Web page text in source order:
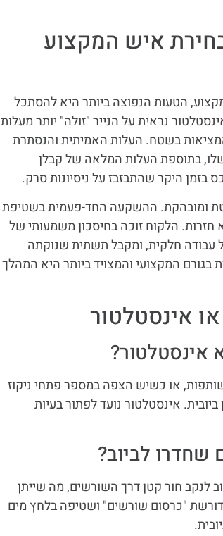
איש המקצוע
הטעות הנפוצה ביותר היא להסתכל
נראית על הנייר "זולה" יותר מעלות
בשטח. העלות האמיתית והנסתרת
בתוספת העלות המלאה של קבלן
בזמן היקר שהתבזבז על ניסיונות סרק.
ומובהקת. ההשקעה החד-פעמית בשטיפת
חזרות. הלקוח זוכה בחיסכון משמעותי של
עבודה חלקית, ומקבל תשתית שנוקתה
המקצועי והמצויד ביותר היא המהלך
אינסטלטור
אינסטלטור?
או כשיש הצפה במספר פתחי ניקוז
אינסטלטור נועד לפתור בעיות
לביוב?
לנקב חור קטן דרך השורשים, מה שייתן
"כרסום שורשים" ושטיפה בלחץ מים